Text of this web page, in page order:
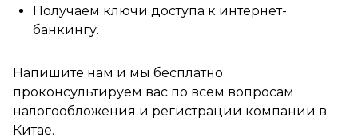
Получаем ключи доступа к интернет-
банкингу.
Напишите нам и мы бесплатно
проконсультируем вас по всем вопросам
налогообложения и регистрации компании в
Китае.